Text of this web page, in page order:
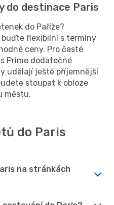
do destinace Paris
do Paříže?
flexibilní s termíny
ceny. Pro časté
Prime dodatečné
udělají ještě příjemnější
stoupat k obloze
městu.
do Paris
na stránkách